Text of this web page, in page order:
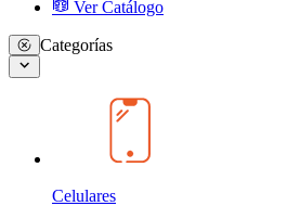
Ver Catálogo
Categorías
Celulares